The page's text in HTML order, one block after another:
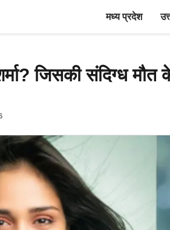
मध्य प्रदेश
जिसकी संदिग्ध